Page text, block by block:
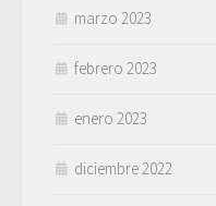
marzo 2023
febrero 2023
enero 2023
diciembre 2022